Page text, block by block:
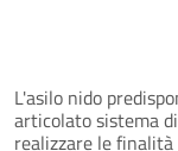
L'asilo nido
articolato sistema
realizzare le